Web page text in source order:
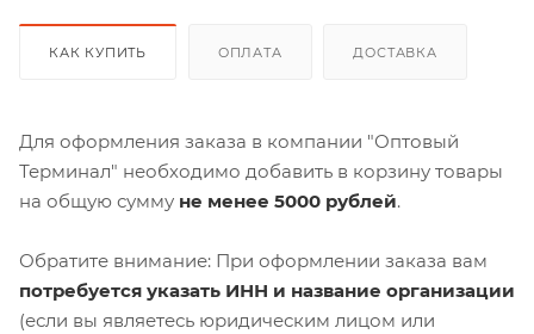
КАК КУПИТЬ ОПЛАТА ДОСТАВКА
Для оформления заказа в компании "Оптовый
Терминал" необходимо добавить в корзину товары
на общую сумму не менее 5000 рублей.
Обратите внимание: При оформлении заказа вам
потребуется указать ИНН и название организации
(если вы являетесь юридическим лицом или